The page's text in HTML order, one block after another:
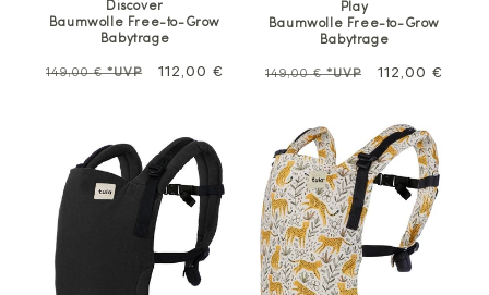
Discover
Baumwolle Free-to-Grow
Babytrage
Normalpreis
149,00 €*UVP Sale
112,00 €
Play
Baumwolle Free-to-Grow
Babytrage
Normalpreis
149,00 €*UVP Sale
112,00 €